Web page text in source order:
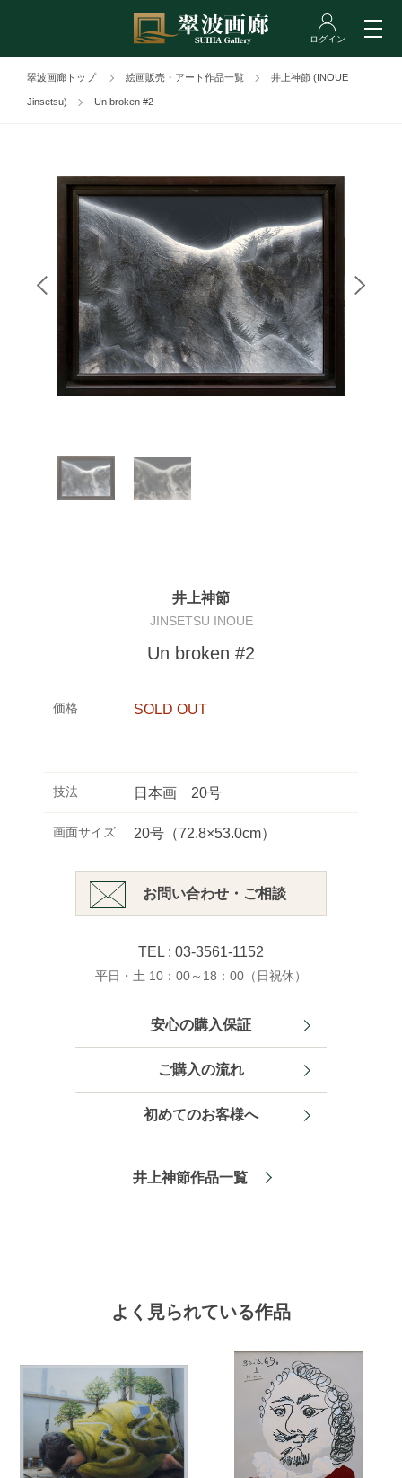
翠波画廊トップ 絵画販売・アート作品一覧 井上神節 (INOUE
Jinsetsu) Un broken #2
井上神節
JINSETSU INOUE
Un broken #2
価格 SOLD OUT
技法 日本画 20号
画面サイズ 20号（72.8×53.0cm）
お問い合わせ・ご相談
TEL : 03-3561-1152
平日・土 10：00～18：00（日祝休）
安心の購入保証
ご購入の流れ
初めてのお客様へ
井上神節作品一覧
よく見られている作品